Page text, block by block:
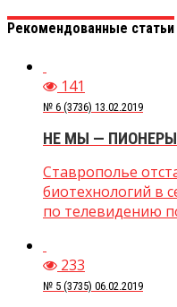
Рекомендованные статьи
141
№ 6 (3736) 13.02.2019
НЕ МЫ — ПИОНЕРЫ
Ставрополье
биотехнологий в
по телевидению
233
№ 5 (3735) 06.02.2019